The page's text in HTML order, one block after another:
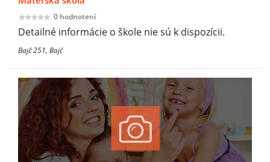
0 hodnotení
Detailné informácie o škole nie sú k dispozícii.
Bajč 251, Bajč